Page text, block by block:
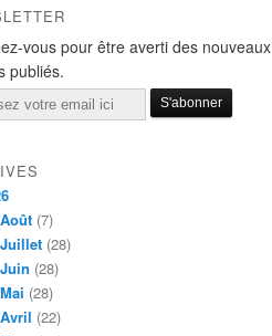
vous pour être averti des nouveaux
publiés.
Août (7)
Juillet (28)
Juin (28)
Mai (28)
Avril (22)